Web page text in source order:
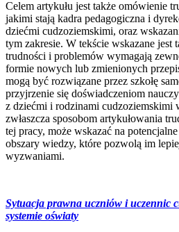
Celem artykułu jest także omówienie
jakimi stają kadra pedagogiczna i
dziećmi cudzoziemskimi, oraz
tym zakresie. W tekście wskazane jest
trudności i problemów wymagają
formie nowych lub zmienionych
mogą być rozwiązane przez szkołę
przyjrzenie się doświadczeniom
z dziećmi i rodzinami cudzoziemskimi
zwłaszcza sposobom artykułowania
tej pracy, może wskazać na
obszary wiedzy, które pozwolą im
wyzwaniami.
Sytuacja prawna uczniów i uczennic
systemie oświaty